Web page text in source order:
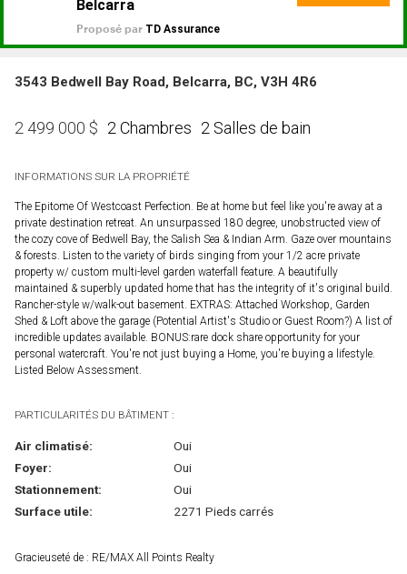
3543 Bedwell Bay Road, Belcarra, BC, V3H 4R6
2 499 000 $ 2 Chambres 2 Salles de bain
INFORMATIONS SUR LA PROPRIÉTÉ
The Epitome Of Westcoast Perfection. Be at home but feel like you're away at a
private destination retreat. An unsurpassed 180 degree, unobstructed view of
the cozy cove of Bedwell Bay, the Salish Sea & Indian Arm. Gaze over mountains
& forests. Listen to the variety of birds singing from your 1/2 acre private
property w/ custom multi-level garden waterfall feature. A beautifully
maintained & superbly updated home that has the integrity of it's original build.
Rancher-style w/walk-out basement. EXTRAS: Attached Workshop, Garden
Shed & Loft above the garage (Potential Artist's Studio or Guest Room?) A list of
incredible updates available. BONUS:rare dock share opportunity for your
personal watercraft. You're not just buying a Home, you're buying a lifestyle.
Listed Below Assessment.
PARTICULARITÉS DU BÂTIMENT :
Air climatisé:
Oui
Foyer:
Oui
Stationnement:
Oui
Surface utile:
2271 Pieds carrés
Gracieuseté de : RE/MAX All Points Realty